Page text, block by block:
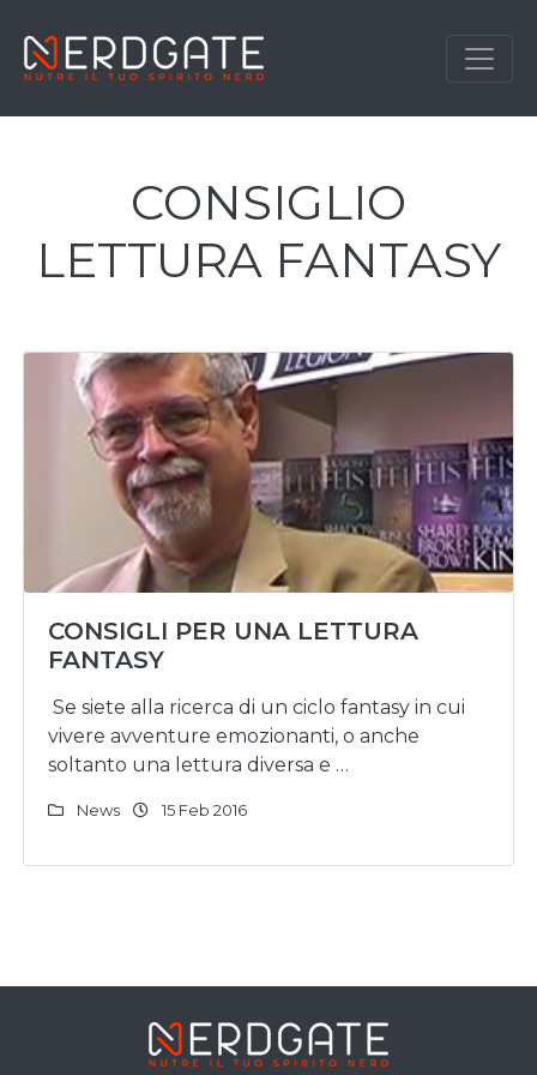
CONSIGLIO
LETTURA FANTASY
CONSIGLI PER UNA LETTURA
FANTASY
Se siete alla ricerca di un ciclo fantasy in cui
vivere avventure emozionanti, o anche
soltanto una lettura diversa e …
News 15 Feb 2016